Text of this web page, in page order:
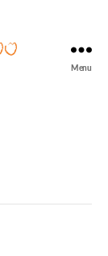
Menu